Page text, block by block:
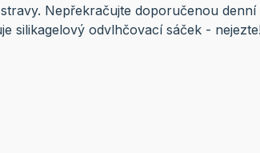
Nepřekračujte doporučenou
silikagelový odvlhčovací sáček -